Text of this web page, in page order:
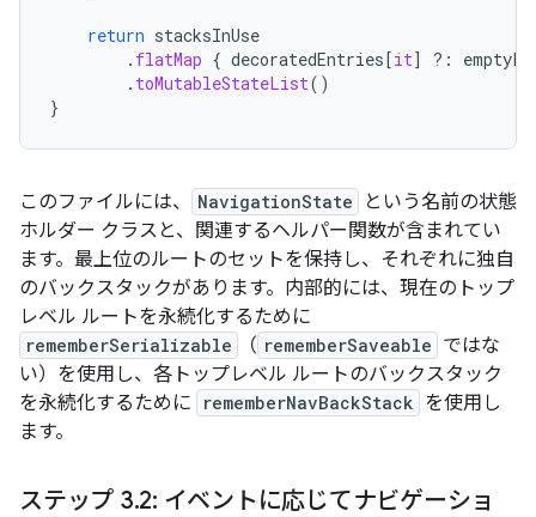
return stacksInUse
. flatMap { decoratedEntries[it] ?:
. toMutableStateList()
}
このファイルには、 NavigationState
という名前の状態
ホルダー クラスと、関連するヘルパー関数が含まれてい
ます。最上位のルートのセットを保持し、それぞれに独自
のバックスタックがあります。内部的には、現在のトップ
レベル ルートを永続化するために
rememberSerializable （ rememberSaveable ではな
い）を使用し、各トップレベル ルートのバックスタック
を永続化するために
rememberNavBackStack を使用し
ます。
ステップ 3.2: イベントに応じてナビゲーショ